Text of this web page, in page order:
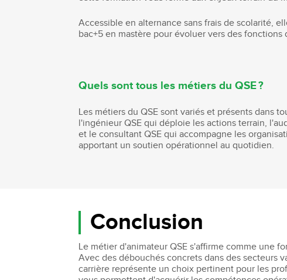
Accessible en alternance sans frais de scolarité,
bac+5 en mastère pour évoluer vers des
Quels sont tous les métiers du QSE ?
Les métiers du QSE sont variés et présents dans
l'ingénieur QSE qui déploie les actions terrain,
et le consultant QSE qui accompagne les
apportant un soutien opérationnel au quotidien.
Conclusion
Le métier d'animateur QSE s'affirme comme une
Avec des débouchés concrets dans des secteurs
carrière représente un choix pertinent pour les